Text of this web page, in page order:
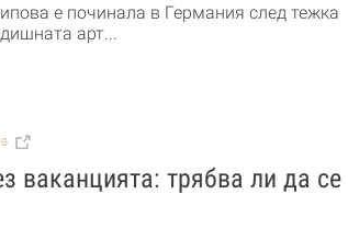
е починала в Германия след тежка
арт...
ваканцията: трябва ли да се